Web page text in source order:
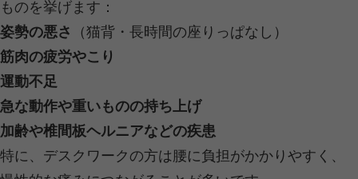
■ まとめ：首は偉い、もっと労ってあ
首って、毎日フル稼働。
スマホ見るたび、うなずくたび、振
てる。